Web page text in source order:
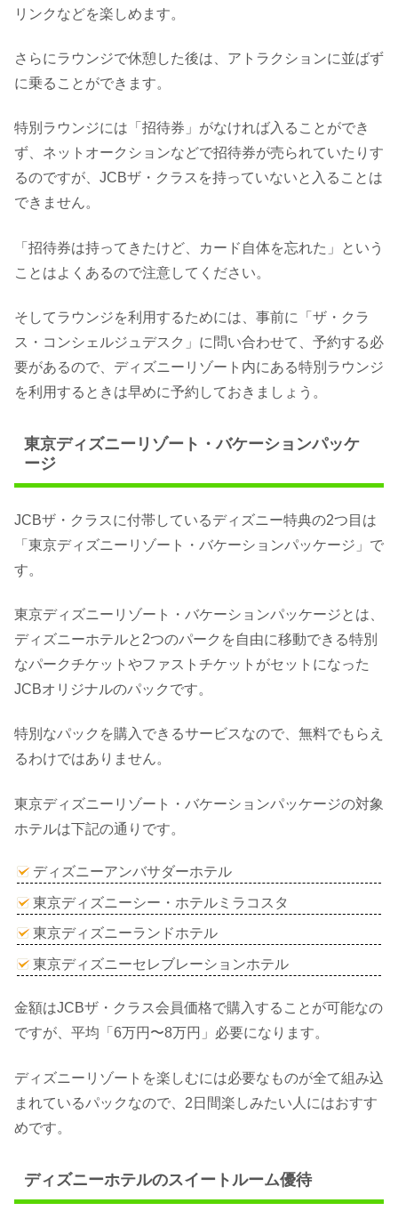
リンクなどを楽しめます。
さらにラウンジで休憩した後は、アトラクションに並ばず
に乗ることができます。
特別ラウンジには「招待券」がなければ入ることができ
ず、ネットオークションなどで招待券が売られていたりす
るのですが、JCBザ・クラスを持っていないと入ることは
できません。
「招待券は持ってきたけど、カード自体を忘れた」という
ことはよくあるので注意してください。
そしてラウンジを利用するためには、事前に「ザ・クラ
ス・コンシェルジュデスク」に問い合わせて、予約する必
要があるので、ディズニーリゾート内にある特別ラウンジ
を利用するときは早めに予約しておきましょう。
東京ディズニーリゾート・バケーションパッケ
ージ
JCBザ・クラスに付帯しているディズニー特典の2つ目は
「東京ディズニーリゾート・バケーションパッケージ」で
す。
東京ディズニーリゾート・バケーションパッケージとは、
ディズニーホテルと2つのパークを自由に移動できる特別
なパークチケットやファストチケットがセットになった
JCBオリジナルのパックです。
特別なパックを購入できるサービスなので、無料でもらえ
るわけではありません。
東京ディズニーリゾート・バケーションパッケージの対象
ホテルは下記の通りです。
ディズニーアンバサダーホテル
東京ディズニーシー・ホテルミラコスタ
東京ディズニーランドホテル
東京ディズニーセレブレーションホテル
金額はJCBザ・クラス会員価格で購入することが可能なの
ですが、平均「6万円〜8万円」必要になります。
ディズニーリゾートを楽しむには必要なものが全て組み込
まれているパックなので、2日間楽しみたい人にはおすす
めです。
ディズニーホテルのスイートルーム優待